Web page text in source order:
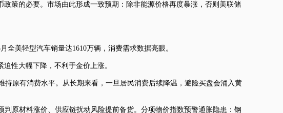
策的必要。市场由此形成一致预期：除非能源价格再度暴涨，否则美联储
美轻型汽车销量达1610万辆，消费需求数据亮眼。
性大幅下降，不利于金价上涨。
原有消费水平。从长期来看，一旦居民消费后续降温，避险买盘会涌入黄
原材料涨价、供应链扰动风险提前备货。分项物价指数预警通胀隐患：钢